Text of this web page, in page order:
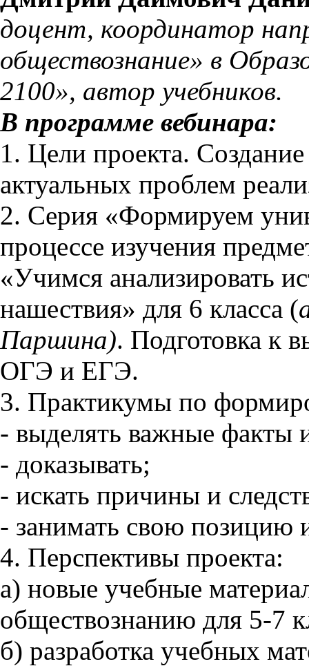
доцент, координатор
обществознание» в
2100», автор учебников.
В программе вебинара:
1. Цели проекта.
актуальных проблем
2. Серия «Формируем
процессе изучения
«Учимся анализировать
нашествия» для 6 класса (
Паршина). Подготовка к
ОГЭ и ЕГЭ.
3. Практикумы по
- выделять важные факты
- доказывать;
- искать причины и
- занимать свою позицию
4. Перспективы проекта:
а) новые учебные
обществознанию для 5-7
б) разработка учебных